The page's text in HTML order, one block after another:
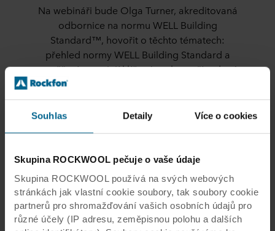
Souhlas Detaily Více o cookies
Skupina ROCKWOOL pečuje o vaše údaje
Skupina ROCKWOOL používá na svých webových
stránkách jak vlastní cookie soubory, tak soubory cookie
partnerů pro shromažďování vašich osobních údajů pro
různé účely (IP adresu, zeměpisnou polohu a dalších
Na webináři bude Olga Turner, akreditovaná
odbornice na normu WELL Building
Standard™, hovořit o těchto tématech:
přehled normy WELL Building Standard a
zaměření se na její klíčové prvky a případové
studie, které vám poslouží jako inspirace pro
váš další projekt.
Články o normě a certifikaci
WELL